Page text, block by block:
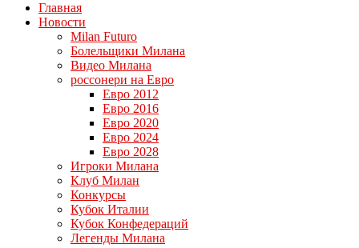
Главная
Новости
Milan Futuro
Болельщики Милана
Видео Милана
россонери на Евро
Евро 2012
Евро 2016
Евро 2020
Евро 2024
Евро 2028
Игроки Милана
Клуб Милан
Конкурсы
Кубок Италии
Кубок Конфедераций
Легенды Милана